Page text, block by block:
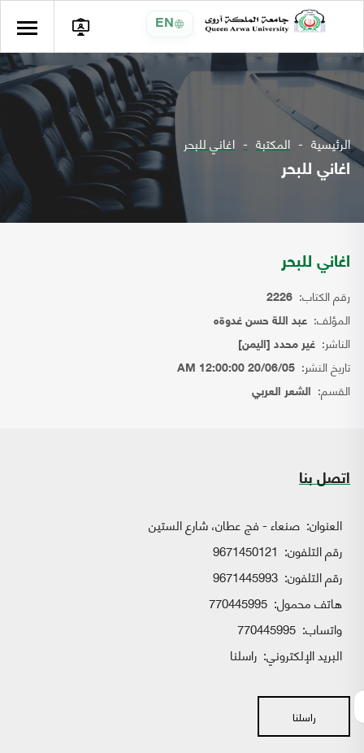
EN
الرئيسية المكتبة اغاني للبحر
اغاني للبحر
اغاني للبحر
رقم الكتاب: 2226
المؤلف: عبد اللة حسن غدوةه
الناشر: غير محدد [اليمن]
تاريخ النشر: 20/06/05 12:00:00 AM
القسم: الشعر العربي
اتصل بنا
العنوان: صنعاء - فج عطان، شارع الستين
رقم التلفون: 9671450121
رقم التلفون: 9671445993
هاتف محمول: 770445995
واتساب:
البريد الإلكتروني: راسلنا
راسلنا